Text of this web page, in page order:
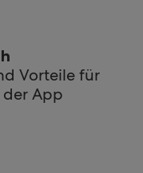
Vorteile für
App